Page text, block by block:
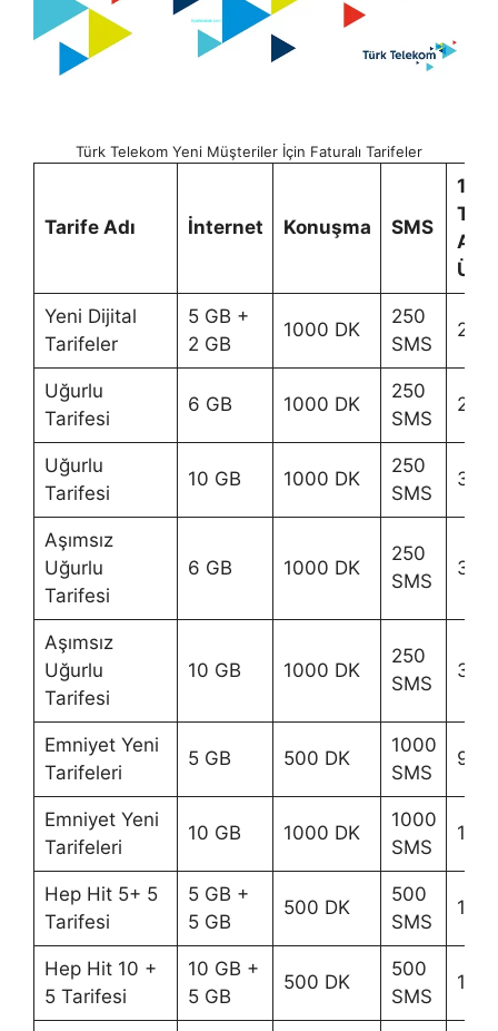
Türk Telekom Yeni Müşteriler İçin Faturalı Tarifeler
Tarife Adı İnternet Konuşma SMS
12
Yeni Dijital
Tarifeler
5 GB +
2 GB
1000 DK
250
SMS
220
Uğurlu
Tarifesi
6 GB 1000 DK
250
SMS
290
Uğurlu
Tarifesi
10 GB 1000 DK
250
SMS
335
Aşımsız
Uğurlu
Tarifesi
6 GB 1000 DK
250
SMS
300
Aşımsız
Uğurlu
Tarifesi
10 GB 1000 DK
250
SMS
345
Emniyet Yeni
Tarifeleri
5 GB 500 DK
1000
SMS
90
Emniyet Yeni
Tarifeleri
10 GB 1000 DK
1000
SMS
110
Hep Hit 5+ 5
Tarifesi
5 GB +
5 GB
500 DK
500
SMS
145
Hep Hit 10 +
5 Tarifesi
10 GB +
5 GB
500 DK
500
SMS
170